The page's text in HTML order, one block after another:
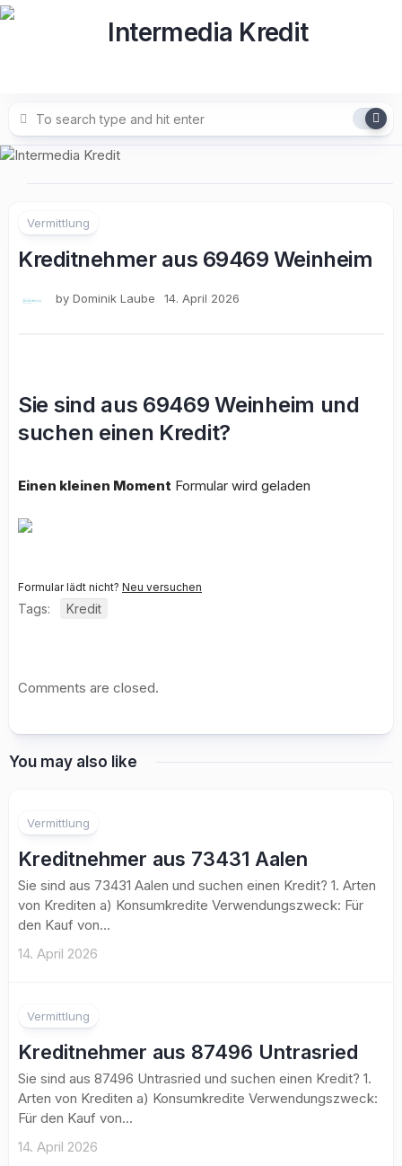
Skip
Vermittlung
Kreditnehmer aus 69469 Weinheim
by Dominik Laube 14. April 2026
Sie sind aus 69469 Weinheim und
suchen einen Kredit?
Einen kleinen Moment Formular wird geladen
Formular lädt nicht? Neu versuchen
Tags: Kredit
Comments are closed.
You may also like
Vermittlung
Kreditnehmer aus 73431 Aalen
Sie sind aus 73431 Aalen und suchen einen Kredit? 1. Arten
von Krediten a) Konsumkredite Verwendungszweck: Für
den Kauf von...
14. April 2026
Vermittlung
Kreditnehmer aus 87496 Untrasried
Sie sind aus 87496 Untrasried und suchen einen Kredit? 1.
Arten von Krediten a) Konsumkredite Verwendungszweck:
Für den Kauf von...
14. April 2026